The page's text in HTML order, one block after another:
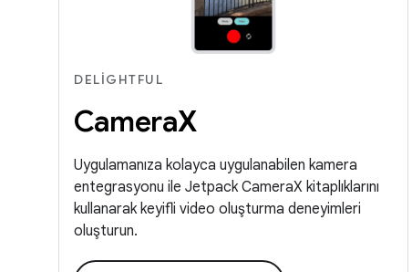
DELIGHTFUL
CameraX
Uygulamanıza kolayca uygulanabilen kamera
entegrasyonu ile Jetpack CameraX kitaplıklarını
kullanarak keyifli video oluşturma deneyimleri
oluşturun.